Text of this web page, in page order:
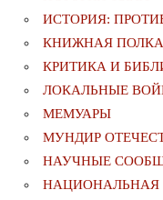
ИСТОРИЯ:
КНИЖНАЯ ПОЛКА
КРИТИКА И
ЛОКАЛЬНЫЕ
МЕМУАРЫ
МУНДИР
НАУЧНЫЕ
НАЦИОНАЛЬНАЯ